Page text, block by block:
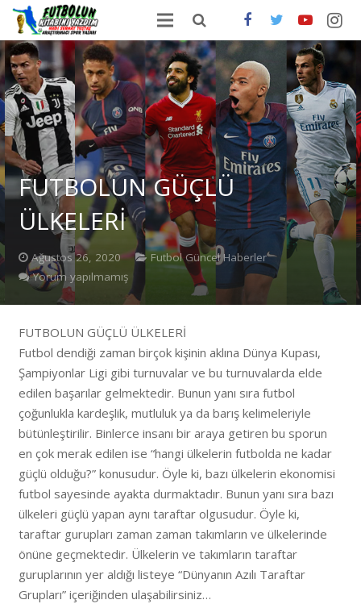
ANA SAYFA
HAKKIMDA
ONLİNE SATIŞ
FUTBOLDA GÜNCEL HABERLER
İLETİŞİM
FUTBOLUN GÜÇLÜ
ÜLKELERİ
Ağustos 26, 2020
Futbol Güncel Haberler
Yorum yapılmamış
FUTBOLUN GÜÇLÜ ÜLKELERİ
Futbol dendiği zaman birçok kişinin aklına Dünya Kupası,
Şampiyonlar Ligi gibi turnuvalar ve bu turnuvalarda elde
edilen başarılar gelmektedir. Bunun yanı sıra futbol
çoğunlukla kardeşlik, mutluluk ya da barış kelimeleriyle
bütünleştirilir. Binlerce insanı bir araya getiren bu sporun
en çok merak edilen ise “hangi ülkelerin futbolda ne kadar
güçlü olduğu?” konusudur. Öyle ki, bazı ülkelerin ekonomisi
futbol sayesinde ayakta durmaktadır. Bunun yanı sıra bazı
ülkeleri güçlü yapan aynı taraftar olgusudur. Öyle ki,
taraftar gurupları zaman zaman takımların ve ülkelerinde
önüne geçmektedir. Ülkelerin ve takımların taraftar
guruplarının yer aldığı listeye “Dünyanın Azılı Taraftar
Grupları” içeriğinden ulaşabilirsiniz…